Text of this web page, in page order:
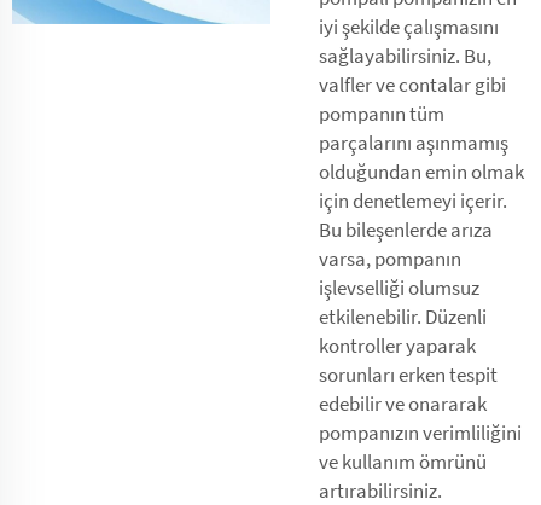
iyi şekilde çalışmasını
sağlayabilirsiniz. Bu,
valfler ve contalar gibi
pompanın tüm
parçalarını aşınmamış
olduğundan emin olmak
için denetlemeyi içerir.
Bu bileşenlerde arıza
varsa, pompanın
işlevselliği olumsuz
etkilenebilir. Düzenli
kontroller yaparak
sorunları erken tespit
edebilir ve onararak
pompanızın verimliliğini
ve kullanım ömrünü
artırabilirsiniz.